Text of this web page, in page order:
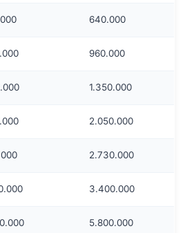
640.000
960.000
1.350.000
2.050.000
2.730.000
3.400.000
5.800.000